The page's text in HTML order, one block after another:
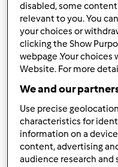
Grazie!!!
Accedio
chya72
disabled, some content
relevant to you. You
your choices or
clicking the Show
webpage .Your
Website. For more
We and our
Use precise
characteristics for
information on a
content, advertising
audience research